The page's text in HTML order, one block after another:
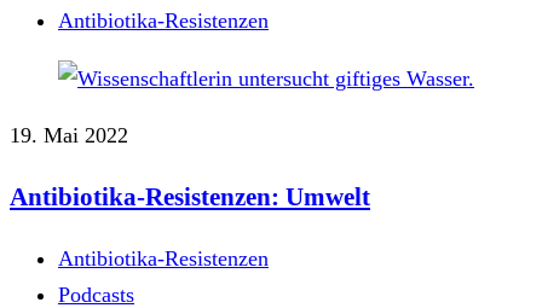
Antibiotika-Resistenzen
19. Mai 2022
Antibiotika-Resistenzen: Umwelt
Antibiotika-Resistenzen
Podcasts